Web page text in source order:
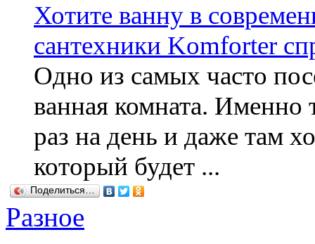
Хотите ванну в
сантехники Komforter
Одно из самых часто
ванная комната. Именно
раз на день и даже там
который будет ...
Поделиться…
Разное